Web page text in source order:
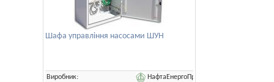
Шафа управління насосами ШУН
Виробник: НафтаЕнергоПром